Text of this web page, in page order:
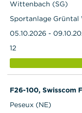
Wittenbach (SG)
Sportanlage
05.10.2026 -
12
F26-100, Swisscom
Peseux (NE)